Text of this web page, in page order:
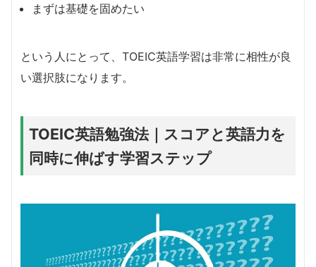
まずは基礎を固めたい
という人にとって、TOEIC英語学習は非常に相性が良
い選択肢になります。
TOEIC英語勉強法｜スコアと英語力を
同時に伸ばす学習ステップ